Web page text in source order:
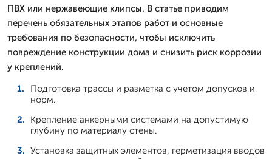
ПВХ или нержавеющие клипсы. В статье приводим
перечень обязательных этапов работ и основные
требования по безопасности, чтобы исключить
повреждение конструкции дома и снизить риск коррозии
у креплений.
Подготовка трассы и разметка с учетом допусков и
норм.
Крепление анкерными системами на допустимую
глубину по материалу стены.
Установка защитных элементов, герметизация вводов